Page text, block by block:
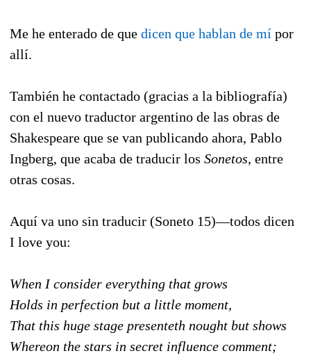
Me he enterado de que dicen que hablan de mí por
allí.
También he contactado (gracias a la bibliografía)
con el nuevo traductor argentino de las obras de
Shakespeare que se van publicando ahora, Pablo
Ingberg, que acaba de traducir los Sonetos, entre
otras cosas.
Aquí va uno sin traducir (Soneto 15)—todos dicen
I love you:
When I consider everything that grows
Holds in perfection but a little moment,
That this huge stage presenteth nought but shows
Whereon the stars in secret influence comment;